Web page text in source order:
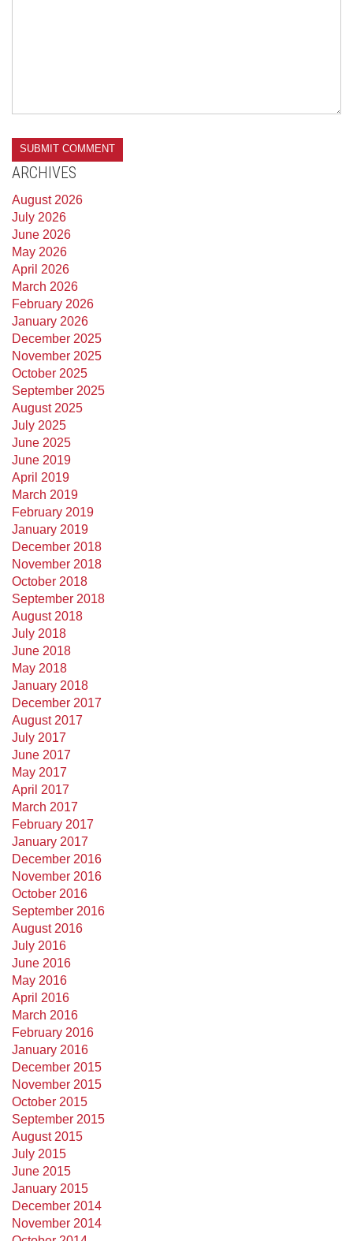
ARCHIVES
August 2026
July 2026
June 2026
May 2026
April 2026
March 2026
February 2026
January 2026
December 2025
November 2025
October 2025
September 2025
August 2025
July 2025
June 2025
June 2019
April 2019
March 2019
February 2019
January 2019
December 2018
November 2018
October 2018
September 2018
August 2018
July 2018
June 2018
May 2018
January 2018
December 2017
August 2017
July 2017
June 2017
May 2017
April 2017
March 2017
February 2017
January 2017
December 2016
November 2016
October 2016
September 2016
August 2016
July 2016
June 2016
May 2016
April 2016
March 2016
February 2016
January 2016
December 2015
November 2015
October 2015
September 2015
August 2015
July 2015
June 2015
January 2015
December 2014
November 2014